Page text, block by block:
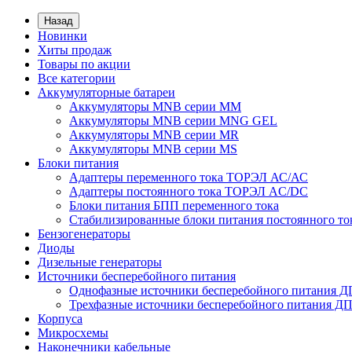
Назад
Новинки
Хиты продаж
Товары по акции
Все категории
Аккумуляторные батареи
Аккумуляторы MNB серии MM
Аккумуляторы MNB серии MNG GEL
Аккумуляторы MNB серии MR
Аккумуляторы MNB серии MS
Блоки питания
Адаптеры переменного тока ТОРЭЛ АС/АС
Адаптеры постоянного тока ТОРЭЛ AC/DC
Блоки питания БПП переменного тока
Стабилизированные блоки питания постоянного
Бензогенераторы
Диоды
Дизельные генераторы
Источники бесперебойного питания
Однофазные источники бесперебойного питания
Трехфазные источники бесперебойного питания
Корпуса
Микросхемы
Наконечники кабельные